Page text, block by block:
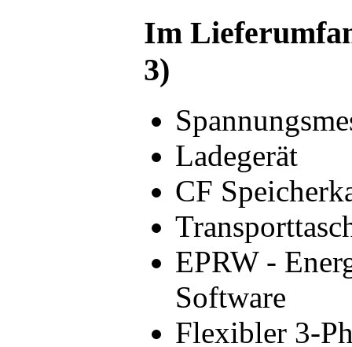
Im
3)
Ladegerät
CF
EPRW -
Software
Flexibler 3-